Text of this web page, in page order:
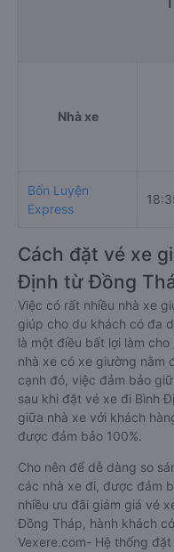
Nhà xe
Bốn Luyện
Express
Cách đặt vé xe
Định từ Đồng
Việc có rất nhiều nhà xe
giúp cho du khách có đa
là một điều bất lợi làm
nhà xe có xe giường nằm
cạnh đó, việc đảm bảo
sau khi đặt vé xe đi Bình
giữa nhà xe với khách
được đảm bảo 100%.
Cho nên để dễ dàng so
các nhà xe đi, được đảm
nhiều ưu đãi giảm giá vé
Đồng Tháp, hành khách
Vexere.com- Hệ thống